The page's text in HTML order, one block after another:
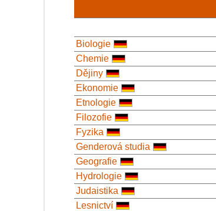
Biologie
Chemie
Dějiny
Ekonomie
Etnologie
Filozofie
Fyzika
Genderová studia
Geografie
Hydrologie
Judaistika
Lesnictví